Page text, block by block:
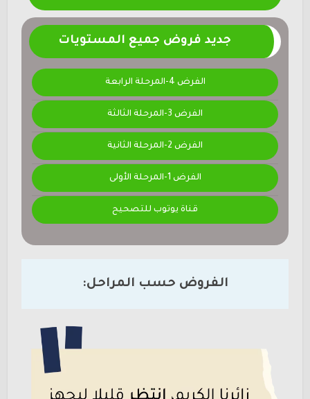
جديد فروض جميع المستويات
الفرض 4-المرحلة الرابعة
الفرض 3-المرحلة الثالثة
الفرض 2-المرحلة الثانية
الفرض 1-المرحلة الأولى
قناة يوتوب للتصحيح
الفروض حسب المراحل: